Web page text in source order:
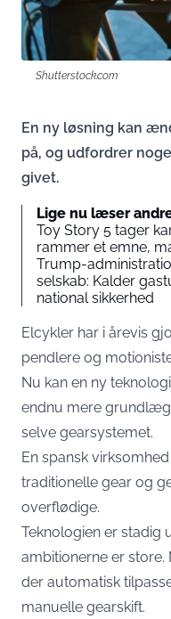
Shutterstock.com
En ny løsning kan
på, og udfordrer
givet.
Lige nu læser
Toy Story 5 tager
rammer et emne,
Trump-
selskab: Kalder
national sikkerhed
Elcykler har i årevis
pendlere og
Nu kan en ny
endnu mere
selve gearsystemet.
En spansk
traditionelle gear og
overflødige.
Teknologien er stadig
ambitionerne er store.
der automatisk
manuelle gearskift.